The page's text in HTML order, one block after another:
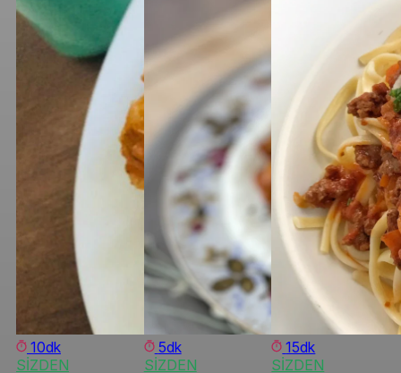
10dk
SİZDEN
5dk
SİZDEN
15dk
SİZDEN